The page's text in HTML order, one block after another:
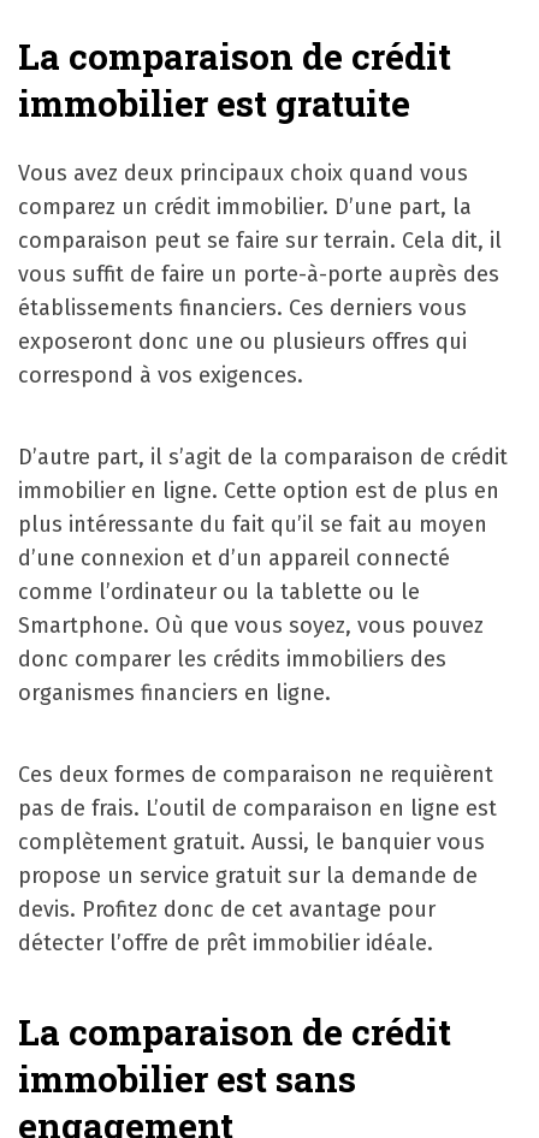
La comparaison de crédit
immobilier est gratuite
Vous avez deux principaux choix quand vous
comparez un crédit immobilier. D’une part, la
comparaison peut se faire sur terrain. Cela dit, il
vous suffit de faire un porte-à-porte auprès des
établissements financiers. Ces derniers vous
exposeront donc une ou plusieurs offres qui
correspond à vos exigences.
D’autre part, il s’agit de la comparaison de crédit
immobilier en ligne. Cette option est de plus en
plus intéressante du fait qu’il se fait au moyen
d’une connexion et d’un appareil connecté
comme l’ordinateur ou la tablette ou le
Smartphone. Où que vous soyez, vous pouvez
donc comparer les crédits immobiliers des
organismes financiers en ligne.
Ces deux formes de comparaison ne requièrent
pas de frais. L’outil de comparaison en ligne est
complètement gratuit. Aussi, le banquier vous
propose un service gratuit sur la demande de
devis. Profitez donc de cet avantage pour
détecter l’offre de prêt immobilier idéale.
La comparaison de crédit
immobilier est sans
engagement